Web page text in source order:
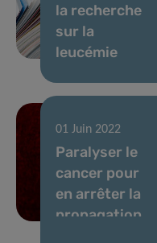
la recherche
sur la
leucémie
01 Juin 2022
Paralyser le
cancer pour
en arrêter la
propagation